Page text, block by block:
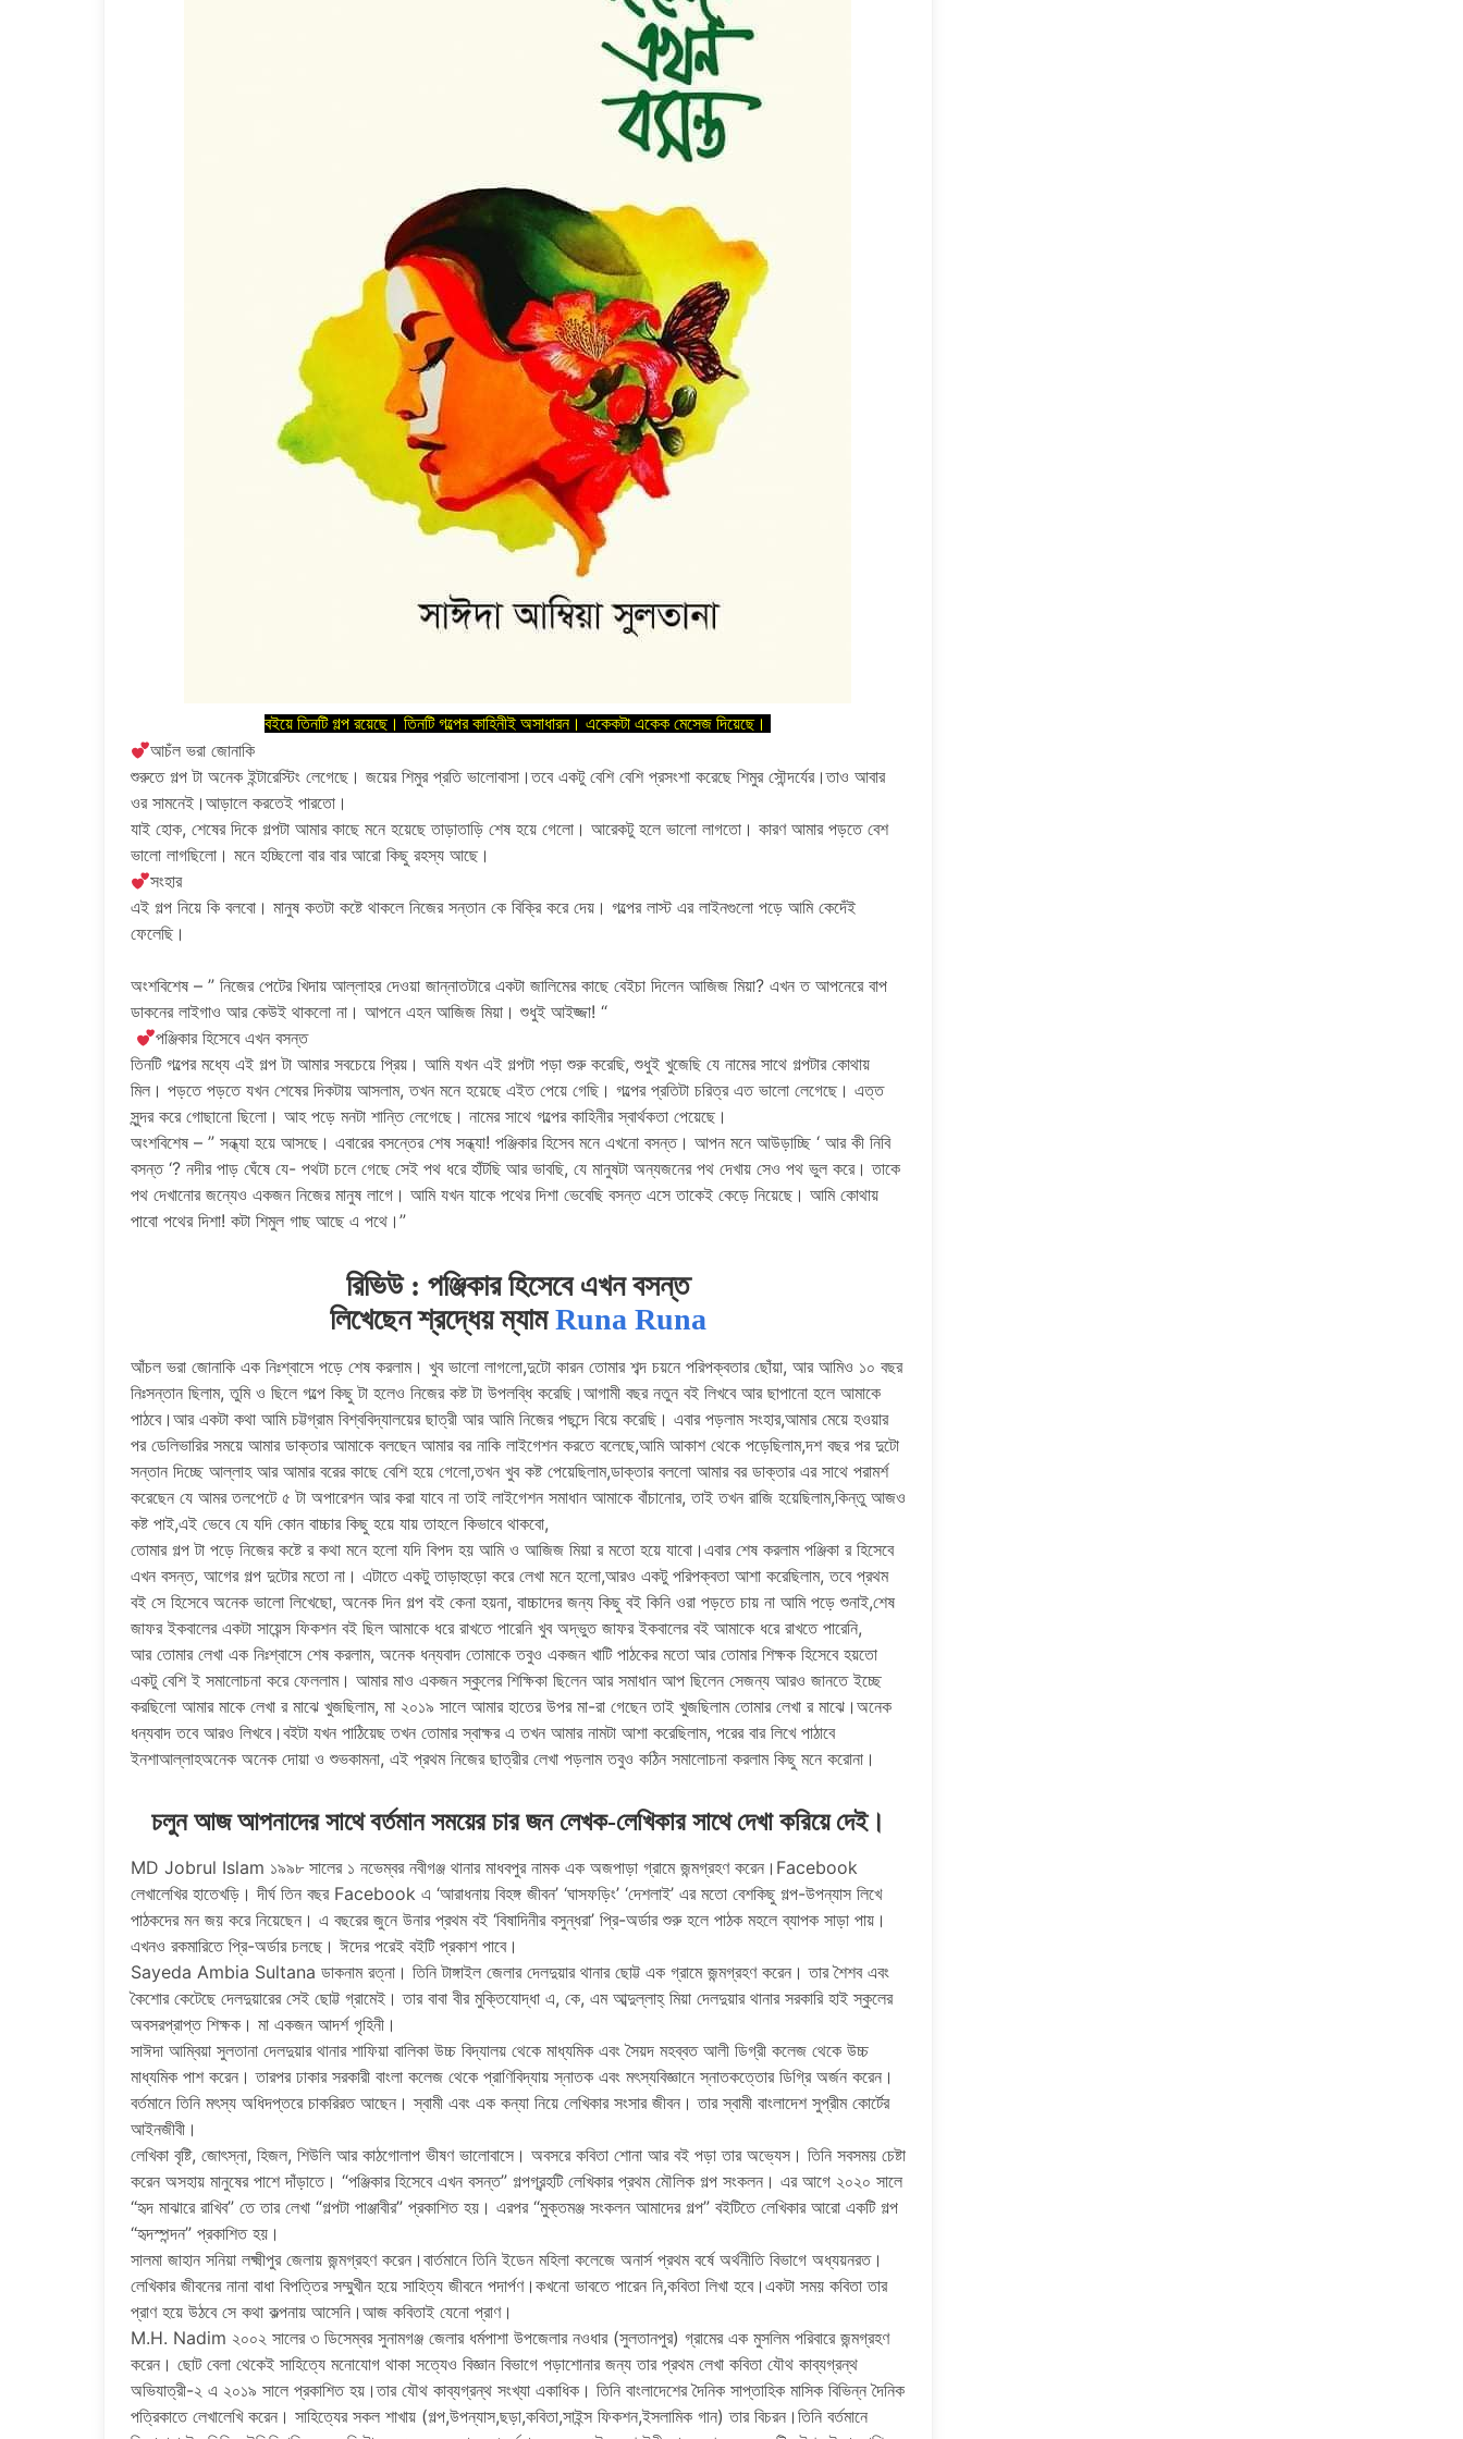
বইয়ে তিনটি গল্প রয়েছে। তিনটি গল্পের কাহিনীই অসাধারন। একেকটা একেক মেসেজ দিয়েছে।
আচঁল ভরা জোনাকি
শুরুতে গল্প টা অনেক ইন্টারেস্টিং লেগেছে। জয়ের শিমুর প্রতি ভালোবাসা।তবে একটু বেশি বেশি প্রসংশা করেছে শিমুর সৌন্দর্যের।তাও আবার
ওর সামনেই।আড়ালে করতেই পারতো।
যাই হোক, শেষের দিকে গল্পটা আমার কাছে মনে হয়েছে তাড়াতাড়ি শেষ হয়ে গেলো। আরেকটু হলে ভালো লাগতো। কারণ আমার পড়তে বেশ
ভালো লাগছিলো। মনে হচ্ছিলো বার বার আরো কিছু রহস্য আছে।
সংহার
এই গল্প নিয়ে কি বলবো। মানুষ কতটা কষ্টে থাকলে নিজের সন্তান কে বিক্রি করে দেয়। গল্পের লাস্ট এর লাইনগুলো পড়ে আমি কেদেঁই
ফেলেছি।
অংশবিশেষ – ” নিজের পেটের খিদায় আল্লাহর দেওয়া জান্নাতটারে একটা জালিমের কাছে বেইচা দিলেন আজিজ মিয়া? এখন ত আপনেরে বাপ
ডাকনের লাইগাও আর কেউই থাকলো না। আপনে এহন আজিজ মিয়া। শুধুই আইজ্জা! “
পঞ্জিকার হিসেবে এখন বসন্ত
তিনটি গল্পের মধ্যে এই গল্প টা আমার সবচেয়ে প্রিয়। আমি যখন এই গল্পটা পড়া শুরু করেছি, শুধুই খুজেছি যে নামের সাথে গল্পটার কোথায়
মিল। পড়তে পড়তে যখন শেষের দিকটায় আসলাম, তখন মনে হয়েছে এইত পেয়ে গেছি। গল্পের প্রতিটা চরিত্র এত ভালো লেগেছে। এত্ত
সুন্দর করে গোছানো ছিলো। আহ পড়ে মনটা শান্তি লেগেছে। নামের সাথে গল্পের কাহিনীর স্বার্থকতা পেয়েছে।
অংশবিশেষ – ” সন্ধ্যা হয়ে আসছে। এবারের বসন্তের শেষ সন্ধ্যা! পঞ্জিকার হিসেব মনে এখনো বসন্ত। আপন মনে আউড়াচ্ছি ‘ আর কী নিবি
বসন্ত ‘? নদীর পাড় ঘেঁষে যে- পথটা চলে গেছে সেই পথ ধরে হাঁটছি আর ভাবছি, যে মানুষটা অন্যজনের পথ দেখায় সেও পথ ভুল করে। তাকে
পথ দেখানোর জন্যেও একজন নিজের মানুষ লাগে। আমি যখন যাকে পথের দিশা ভেবেছি বসন্ত এসে তাকেই কেড়ে নিয়েছে। আমি কোথায়
পাবো পথের দিশা! কটা শিমুল গাছ আছে এ পথে।”
রিভিউ : পঞ্জিকার হিসেবে এখন বসন্ত
লিখেছেন শ্রদ্ধেয় ম্যামRuna Runa
আঁচল ভরা জোনাকি এক নিঃশ্বাসে পড়ে শেষ করলাম। খুব ভালো লাগলো,দুটো কারন তোমার শব্দ চয়নে পরিপক্বতার ছোঁয়া, আর আমিও ১০ বছর
নিঃসন্তান ছিলাম, তুমি ও ছিলে গল্পে কিছু টা হলেও নিজের কষ্ট টা উপলব্ধি করেছি।আগামী বছর নতুন বই লিখবে আর ছাপানো হলে আমাকে
পাঠবে।আর একটা কথা আমি চট্টগ্রাম বিশ্ববিদ্যালয়ের ছাত্রী আর আমি নিজের পছন্দে বিয়ে করেছি। এবার পড়লাম সংহার,আমার মেয়ে হওয়ার
পর ডেলিভারির সময়ে আমার ডাক্তার আমাকে বলছেন আমার বর নাকি লাইগেশন করতে বলেছে,আমি আকাশ থেকে পড়েছিলাম,দশ বছর পর দুটো
সন্তান দিচ্ছে আল্লাহ আর আমার বরের কাছে বেশি হয়ে গেলো,তখন খুব কষ্ট পেয়েছিলাম,ডাক্তার বললো আমার বর ডাক্তার এর সাথে পরামর্শ
করেছেন যে আমর তলপেটে ৫ টা অপারেশন আর করা যাবে না তাই লাইগেশন সমাধান আমাকে বাঁচানোর, তাই তখন রাজি হয়েছিলাম,কিন্তু আজও
কষ্ট পাই,এই ভেবে যে যদি কোন বাচ্চার কিছু হয়ে যায় তাহলে কিভাবে থাকবো,
তোমার গল্প টা পড়ে নিজের কষ্টে র কথা মনে হলো যদি বিপদ হয় আমি ও আজিজ মিয়া র মতো হয়ে যাবো।এবার শেষ করলাম পঞ্জিকা র হিসেবে
এখন বসন্ত, আগের গল্প দুটোর মতো না। এটাতে একটু তাড়াহুড়ো করে লেখা মনে হলো,আরও একটু পরিপক্বতা আশা করেছিলাম, তবে প্রথম
বই সে হিসেবে অনেক ভালো লিখেছো, অনেক দিন গল্প বই কেনা হয়না, বাচ্চাদের জন্য কিছু বই কিনি ওরা পড়তে চায় না আমি পড়ে শুনাই,শেষ
জাফর ইকবালের একটা সায়েন্স ফিকশন বই ছিল আমাকে ধরে রাখতে পারেনি খুব অদ্ভুত জাফর ইকবালের বই আমাকে ধরে রাখতে পারেনি,
আর তোমার লেখা এক নিঃশ্বাসে শেষ করলাম, অনেক ধন্যবাদ তোমাকে তবুও একজন খাটি পাঠকের মতো আর তোমার শিক্ষক হিসেবে হয়তো
একটু বেশি ই সমালোচনা করে ফেললাম। আমার মাও একজন স্কুলের শিক্ষিকা ছিলেন আর সমাধান আপ ছিলেন সেজন্য আরও জানতে ইচ্ছে
করছিলো আমার মাকে লেখা র মাঝে খুজছিলাম, মা ২০১৯ সালে আমার হাতের উপর মা-রা গেছেন তাই খুজছিলাম তোমার লেখা র মাঝে।অনেক
ধন্যবাদ তবে আরও লিখবে।বইটা যখন পাঠিয়েছ তখন তোমার স্বাক্ষর এ তখন আমার নামটা আশা করেছিলাম, পরের বার লিখে পাঠাবে
ইনশাআল্লাহঅনেক অনেক দোয়া ও শুভকামনা, এই প্রথম নিজের ছাত্রীর লেখা পড়লাম তবুও কঠিন সমালোচনা করলাম কিছু মনে করোনা।
চলুন আজ আপনাদের সাথে বর্তমান সময়ের চার জন লেখক-লেখিকার সাথে দেখা করিয়ে দেই।
MD Jobrul Islam ১৯৯৮ সালের ১ নভেম্বর নবীগঞ্জ থানার মাধবপুর নামক এক অজপাড়া গ্রামে জন্মগ্রহণ করেন।Facebook
লেখালেখির হাতেখড়ি। দীর্ঘ তিন বছর Facebook এ ‘আরাধনায় বিহঙ্গ জীবন’ ‘ঘাসফড়িং’ ‘দেশলাই’ এর মতো বেশকিছু গল্প-উপন্যাস লিখে
পাঠকদের মন জয় করে নিয়েছেন। এ বছরের জুনে উনার প্রথম বই ‘বিষাদিনীর বসুন্ধরা’ প্রি-অর্ডার শুরু হলে পাঠক মহলে ব্যাপক সাড়া পায়।
এখনও রকমারিতে প্রি-অর্ডার চলছে। ঈদের পরেই বইটি প্রকাশ পাবে।
Sayeda Ambia Sultana ডাকনাম রত্না। তিনি টাঙ্গাইল জেলার দেলদুয়ার থানার ছোট্ট এক গ্রামে জন্মগ্রহণ করেন। তার শৈশব এবং
কৈশোর কেটেছে দেলদুয়ারের সেই ছোট্ট গ্রামেই। তার বাবা বীর মুক্তিযোদ্ধা এ, কে, এম আব্দুল্লাহ্ মিয়া দেলদুয়ার থানার সরকারি হাই স্কুলের
অবসরপ্রাপ্ত শিক্ষক। মা একজন আদর্শ গৃহিনী।
সাঈদা আম্বিয়া সুলতানা দেলদুয়ার থানার শাফিয়া বালিকা উচ্চ বিদ্যালয় থেকে মাধ্যমিক এবং সৈয়দ মহব্বত আলী ডিগ্রী কলেজ থেকে উচ্চ
মাধ্যমিক পাশ করেন। তারপর ঢাকার সরকারী বাংলা কলেজ থেকে প্রাণিবিদ্যায় স্নাতক এবং মৎস্যবিজ্ঞানে স্নাতকত্তোর ডিগ্রি অর্জন করেন।
বর্তমানে তিনি মৎস্য অধিদপ্তরে চাকরিরত আছেন। স্বামী এবং এক কন্যা নিয়ে লেখিকার সংসার জীবন। তার স্বামী বাংলাদেশ সুপ্রীম কোর্টের
আইনজীবী।
লেখিকা বৃষ্টি, জোৎস্না, হিজল, শিউলি আর কাঠগোলাপ ভীষণ ভালোবাসে। অবসরে কবিতা শোনা আর বই পড়া তার অভ্যেস। তিনি সবসময় চেষ্টা
করেন অসহায় মানুষের পাশে দাঁড়াতে। “পঞ্জিকার হিসেবে এখন বসন্ত” গল্পগ্রন্হটি লেখিকার প্রথম মৌলিক গল্প সংকলন। এর আগে ২০২০ সালে
“হৃদ মাঝারে রাখিব” তে তার লেখা “গল্পটা পাঞ্জাবীর” প্রকাশিত হয়। এরপর “মুক্তমঞ্জ সংকলন আমাদের গল্প” বইটিতে লেখিকার আরো একটি গল্প
“হৃদস্পন্দন” প্রকাশিত হয়।
সালমা জাহান সনিয়া লক্ষ্মীপুর জেলায় জন্মগ্রহণ করেন।বার্তমানে তিনি ইডেন মহিলা কলেজে অনার্স প্রথম বর্ষে অর্থনীতি বিভাগে অধ্যয়নরত।
লেখিকার জীবনের নানা বাধা বিপত্তির সম্মুখীন হয়ে সাহিত্য জীবনে পদার্পণ।কখনো ভাবতে পারেন নি,কবিতা লিখা হবে।একটা সময় কবিতা তার
প্রাণ হয়ে উঠবে সে কথা কল্পনায় আসেনি।আজ কবিতাই যেনো প্রাণ।
M.H. Nadim ২০০২ সালের ৩ ডিসেম্বর সুনামগঞ্জ জেলার ধর্মপাশা উপজেলার নওধার (সুলতানপুর) গ্রামের এক মুসলিম পরিবারে জন্মগ্রহণ
করেন। ছোট বেলা থেকেই সাহিত্যে মনোযোগ থাকা সত্যেও বিজ্ঞান বিভাগে পড়াশোনার জন্য তার প্রথম লেখা কবিতা যৌথ কাব্যগ্রন্থ
অভিযাত্রী-২ এ ২০১৯ সালে প্রকাশিত হয়।তার যৌথ কাব্যগ্রন্থ সংখ্যা একাধিক। তিনি বাংলাদেশের দৈনিক সাপ্তাহিক মাসিক বিভিন্ন দৈনিক
পত্রিকাতে লেখালেখি করেন। সাহিত্যের সকল শাখায় (গল্প,উপন্যাস,ছড়া,কবিতা,সাইন্স ফিকশন,ইসলামিক গান) তার বিচরন।তিনি বর্তমানে